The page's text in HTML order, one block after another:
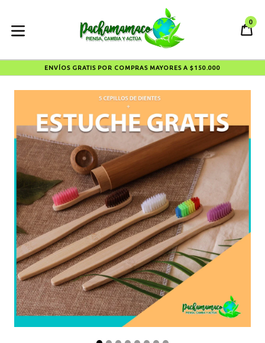
contenido
expandir/contraer
0
ENVÍOS GRATIS POR COMPRAS MAYORES A $150.000